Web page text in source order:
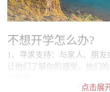
不想开学怎么办?
1、寻求支持：与家人、朋友
让他们了解你的感受。他们
点击展